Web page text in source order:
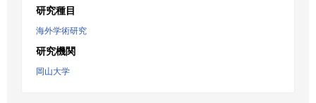
研究種目
海外学術研究
研究機関
岡山大学